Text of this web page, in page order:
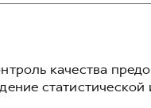
качества